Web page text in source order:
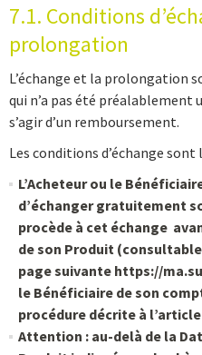
7.1. Conditions
prolongation
L’échange et la prolongation
qui n’a pas été préalablement
s’agir d’un remboursement.
Les conditions d’échange sont
L’Acheteur ou le
d’échanger gratuitement
procède à cet échange
de son Produit
page suivante https://
le Bénéficiaire de son
procédure décrite à l’article
Attention : au-delà de la